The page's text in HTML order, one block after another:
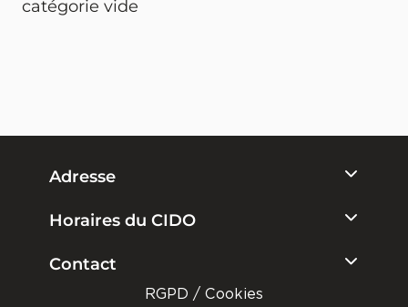
catégorie vide
Adresse
Horaires du CIDO
Contact
RGPD / Cookies